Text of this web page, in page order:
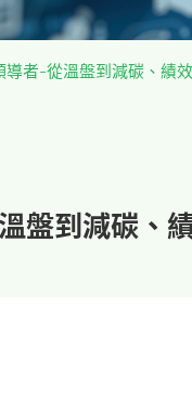
導者-從溫盤到減碳、績
盤到減碳、